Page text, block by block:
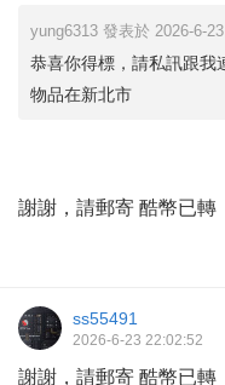
yung6313 發表於 2026-6-
恭喜你得標，請私訊跟我
物品在新北市
謝謝，請郵寄 酷幣已轉
ss55491
2026-6-23 22:02:52
謝謝，請郵寄 酷幣已轉